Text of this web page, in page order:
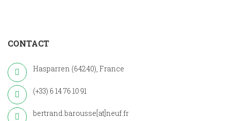
CONTACT
Hasparren (64240), France
(+33) 6 14 76 10 91
bertrand.barousse[at]neuf.fr